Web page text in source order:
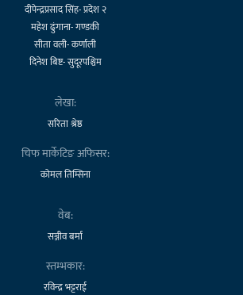
दीपेन्द्रप्रसाद सिंह- प्रदेश २
महेश ढुंगाना- गण्डकी
सीता वली- कर्णाली
दिनेश बिष्ट- सुदूरपश्चिम
लेखा:
सरिता श्रेष्ठ
चिफ मार्केटिङ अफिसर:
कोमल तिम्सिना
वेब:
सञ्जीव बर्मा
स्तम्भकार:
रविन्द्र भट्टराई